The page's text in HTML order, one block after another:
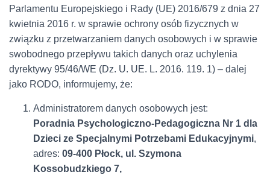
G
J
Parlamentu Europejskiego i Rady (UE) 2016/679 z dnia 27
kwietnia 2016 r. w sprawie ochrony osób fizycznych w
związku z przetwarzaniem danych osobowych i w sprawie
swobodnego przepływu takich danych oraz uchylenia
dyrektywy 95/46/WE (Dz. U. UE. L. 2016. 119. 1) – dalej
jako RODO, informujemy, że:
Administratorem danych osobowych jest:
Poradnia Psychologiczno-Pedagogiczna Nr 1 dla
Dzieci ze Specjalnymi Potrzebami Edukacyjnymi,
adres: 09-400 Płock, ul. Szymona
Kossobudzkiego 7,